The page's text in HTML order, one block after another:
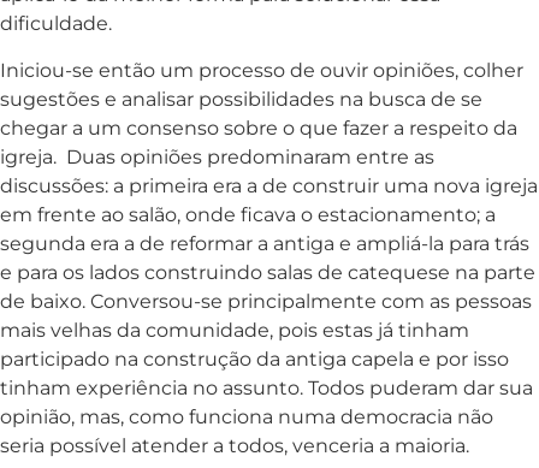
dificuldade.
Iniciou-se então um processo de ouvir opiniões, colher
sugestões e analisar possibilidades na busca de se
chegar a um consenso sobre o que fazer a respeito da
igreja. Duas opiniões predominaram entre as
discussões: a primeira era a de construir uma nova igreja
em frente ao salão, onde ficava o estacionamento; a
segunda era a de reformar a antiga e ampliá-la para trás
e para os lados construindo salas de catequese na parte
de baixo. Conversou-se principalmente com as pessoas
mais velhas da comunidade, pois estas já tinham
participado na construção da antiga capela e por isso
tinham experiência no assunto. Todos puderam dar sua
opinião, mas, como funciona numa democracia não
seria possível atender a todos, venceria a maioria.